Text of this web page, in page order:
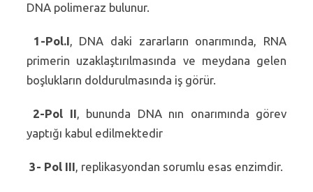
DNA polimeraz bulunur.
1-Pol.I, DNA daki zararların onarımında, RNA
primerin uzaklaştırılmasında ve meydana gelen
boşlukların doldurulmasında iş görür.
2-Pol II, bununda DNA nın onarımında görev
yaptığı kabul edilmektedir
3- Pol III, replikasyondan sorumlu esas enzimdir.